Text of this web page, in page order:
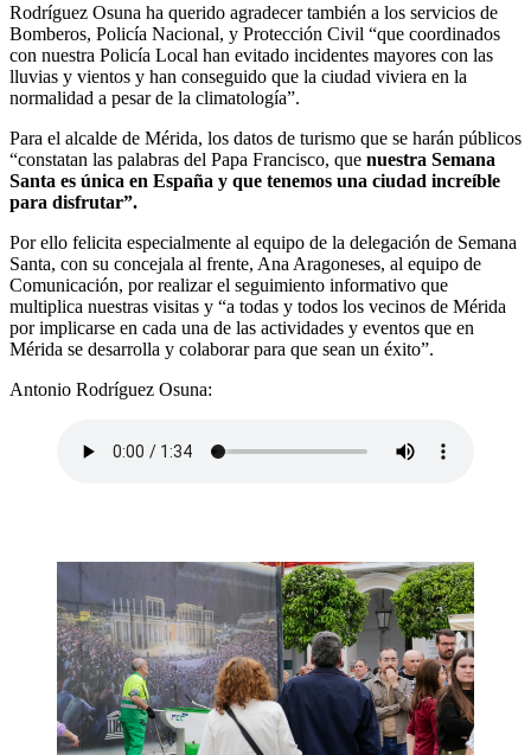
Rodríguez Osuna ha querido agradecer también a los servicios de
Bomberos, Policía Nacional, y Protección Civil “que coordinados
con nuestra Policía Local han evitado incidentes mayores con las
lluvias y vientos y han conseguido que la ciudad viviera en la
normalidad a pesar de la climatología”.
Para el alcalde de Mérida, los datos de turismo que se harán públicos
“constatan las palabras del Papa Francisco, que nuestra Semana
Santa es única en España y que tenemos una ciudad increíble
para disfrutar”.
Por ello felicita especialmente al equipo de la delegación de Semana
Santa, con su concejala al frente, Ana Aragoneses, al equipo de
Comunicación, por realizar el seguimiento informativo que
multiplica nuestras visitas y “a todas y todos los vecinos de Mérida
por implicarse en cada una de las actividades y eventos que en
Mérida se desarrolla y colaborar para que sean un éxito”.
Antonio Rodríguez Osuna: